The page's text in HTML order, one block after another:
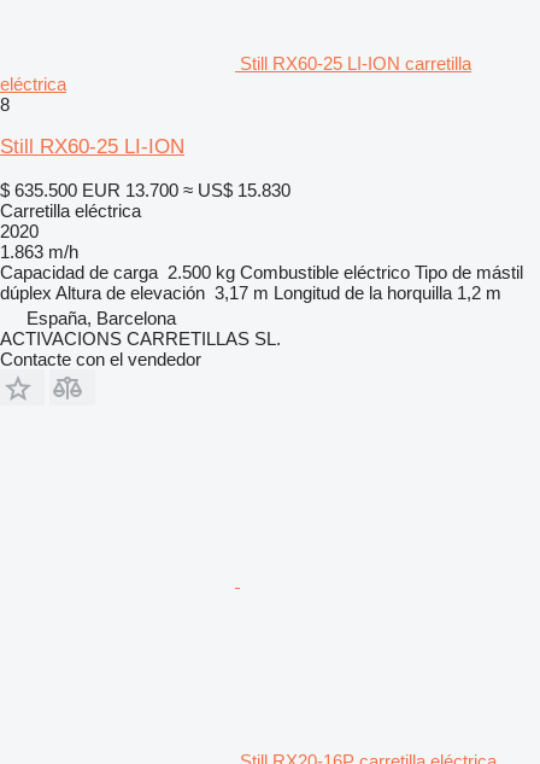
Still RX60-25 LI-ION carretilla
eléctrica
8
Still RX60-25 LI-ION
$ 635.500 EUR 13.700 ≈ US$ 15.830
Carretilla eléctrica
2020
1.863 m/h
Capacidad de carga 2.500 kg Combustible eléctrico Tipo de mástil
dúplex Altura de elevación 3,17 m Longitud de la horquilla 1,2 m
España, Barcelona
ACTIVACIONS CARRETILLAS SL.
Contacte con el vendedor